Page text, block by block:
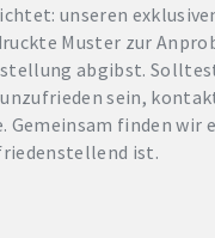
unseren
Muster zur
abgibst.
sein,
Gemeinsam finden wir
ist.